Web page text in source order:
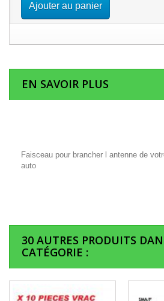
Ajouter au panier
EN SAVOIR PLUS
Faisceau pour brancher l antenne de
auto
30 AUTRES PRODUITS
CATÉGORIE :